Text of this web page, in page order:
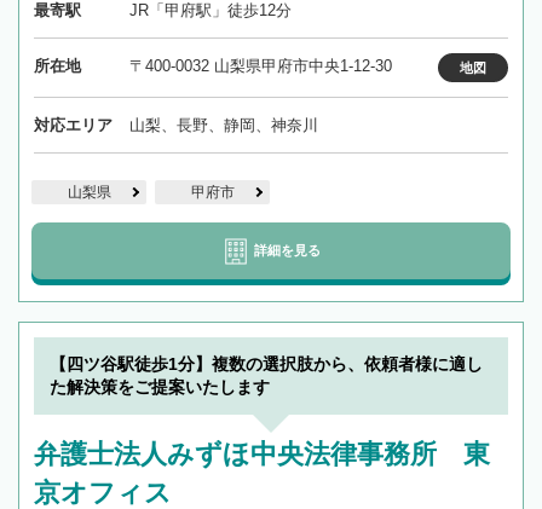
最寄駅 JR「甲府駅」徒歩12分
所在地 〒400-0032 山梨県甲府市中央1-12-30 地図
対応エリア 山梨、長野、静岡、神奈川
山梨県 甲府市
詳細を見る
【四ツ谷駅徒歩1分】複数の選択肢から、依頼者様に適し
た解決策をご提案いたします
弁護士法人みずほ中央法律事務所 東
京オフィス